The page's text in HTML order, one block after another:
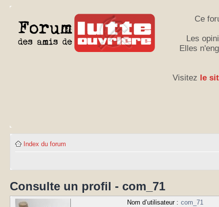
Ce
Les
Elles
Visitez le
Index du forum
Consulte un profil - com_71
Nom d’utilisateur : com_71